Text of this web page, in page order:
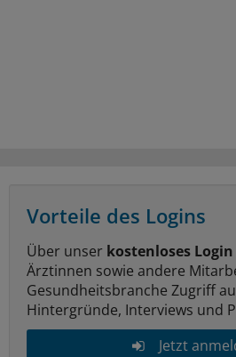
Vorteile des Logins
Über unser kostenloses Login
Ärztinnen sowie andere
Gesundheitsbranche Zugriff
Hintergründe, Interviews und
Jetzt